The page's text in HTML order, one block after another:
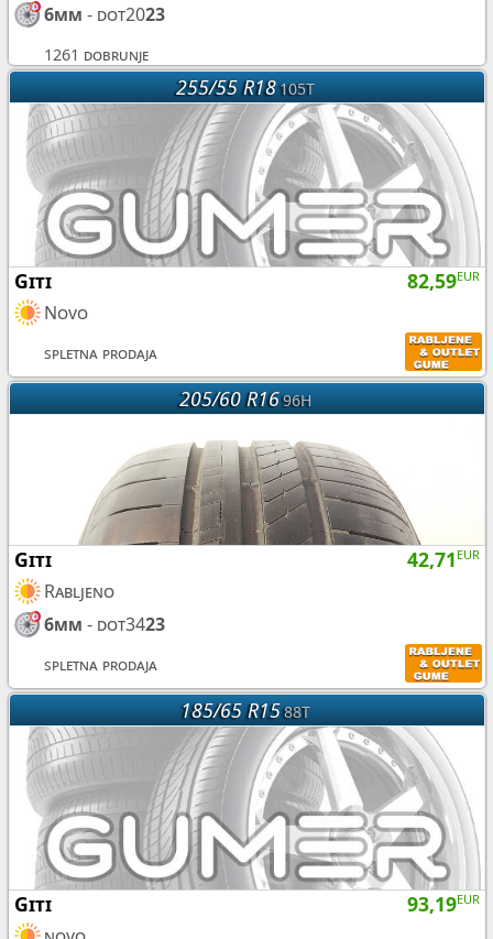
6mm - dot2023
1261 dobrunje
255/55 R18105T
82,59EUR
Giti
Novo
spletna prodaja
205/60 R1696H
42,71 EUR
Giti
Rabljeno
6mm - dot3423
spletna prodaja
185/65 R1588T
93,19EUR
Giti